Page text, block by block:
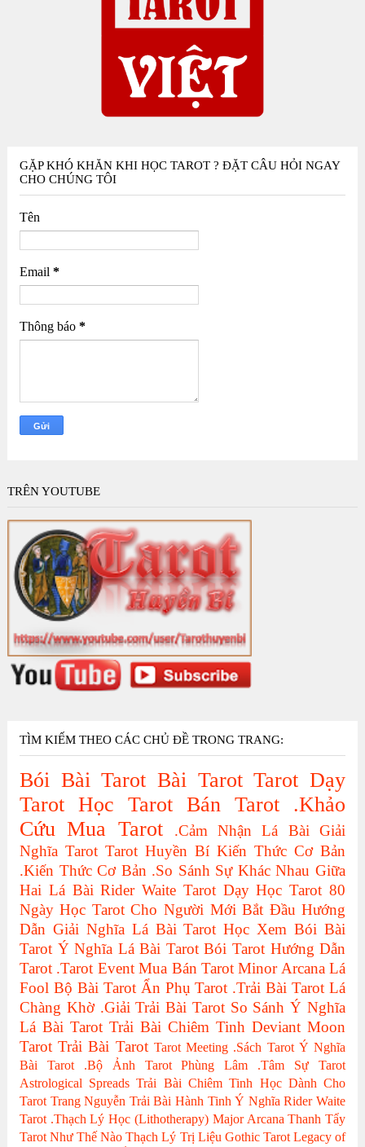
GẶP KHÓ KHĂN KHI HỌC TAROT ? ĐẶT CÂU HỎI NGAY
CHO CHÚNG TÔI
Tên
Email *
Thông báo *
TRÊN YOUTUBE
TÌM KIẾM THEO CÁC CHỦ ĐỀ TRONG TRANG:
Bói Bài Tarot Bài Tarot Tarot Dạy
Tarot Học Tarot Bán Tarot
.Khảo
Cứu Mua Tarot .Cảm Nhận Lá Bài
Giải
Nghĩa Tarot Tarot Huyền Bí Kiến Thức Cơ Bản
.Kiến Thức Cơ Bản .So Sánh Sự Khác Nhau Giữa
Hai Lá Bài Rider Waite Tarot Dạy Học Tarot 80
Ngày Học Tarot Cho Người Mới Bắt Đầu Hướng
Dẫn Giải Nghĩa Lá Bài Tarot Học Xem Bói Bài
Tarot Ý Nghĩa Lá Bài Tarot Bói Tarot Hướng Dẫn
Tarot .Tarot Event Mua Bán Tarot Minor Arcana Lá
Fool Bộ Bài Tarot Ẩn Phụ Tarot .Trải Bài Tarot Lá
Chàng Khờ .Giải Trải Bài Tarot So Sánh Ý Nghĩa
Lá Bài Tarot Trải Bài Chiêm Tinh Deviant Moon
Tarot Trải Bài Tarot Tarot Meeting .Sách Tarot Ý Nghĩa
Bài Tarot
.Bộ Ảnh Tarot Phùng Lâm
.Tâm Sự Tarot
Astrological Spreads Trải Bài Chiêm Tinh Học Dành Cho
Tarot Trang Nguyễn Trải Bài Hành Tinh Ý Nghĩa Rider Waite
Tarot .Thạch Lý Học (Lithotherapy) Major Arcana Thanh Tẩy
Tarot Như Thế Nào Thạch Lý Trị Liệu Gothic Tarot Legacy of